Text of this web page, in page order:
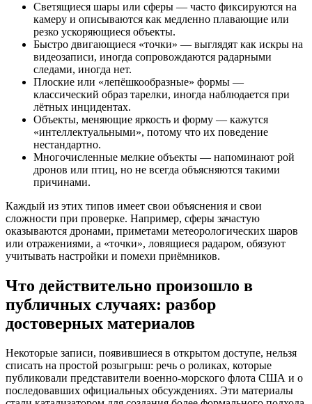
Светящиеся шары или сферы — часто фиксируются на
камеру и описываются как медленно плавающие или
резко ускоряющиеся объекты.
Быстро двигaющиеся «точки» — выглядят как искры на
видеозаписи, иногда сопровождаются радарными
следами, иногда нет.
Плоские или «лепёшкообразные» формы —
классический образ тарелки, иногда наблюдается при
лётных инцидентах.
Объекты, меняющие яркость и форму — кажутся
«интеллектуальными», потому что их поведение
нестандартно.
Многочисленные мелкие объекты — напоминают рой
дронов или птиц, но не всегда объясняются такими
причинами.
Каждый из этих типов имеет свои объяснения и свои
сложности при проверке. Например, сферы зачастую
оказываются дронами, приметами метеорологических шаров
или отражениями, а «точки», ловящиеся радаром, обязуют
учитывать настройки и помехи приёмников.
Что действительно произошло в
публичных случаях: разбор
достоверных материалов
Некоторые записи, появившиеся в открытом доступе, нельзя
списать на простой розыгрыш: речь о роликах, которые
публиковали представители военно-морского флота США и о
последовавших официальных обсуждениях. Эти материалы